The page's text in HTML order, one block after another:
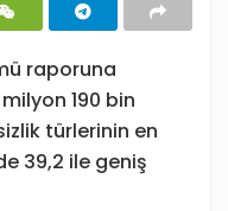
raporuna
190 bin
türlerinin en
39,2 ile geniş